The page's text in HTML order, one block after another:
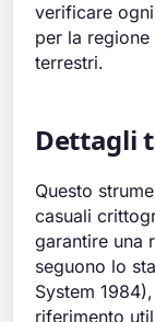
verificare
per la
terrestri.
Dettagli
Questo
casuali
garantire una
seguono lo
System
riferimento